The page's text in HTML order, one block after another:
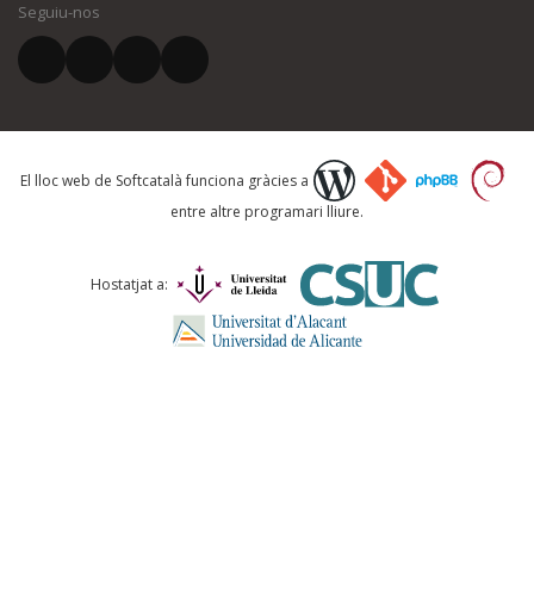
El vostre correu electrònic *
Què proposeu?
Comentari *
Seguiu-nos
El lloc web de Softcatalà funciona gràcies a
entre altre programari lliure.
Hostatjat a: